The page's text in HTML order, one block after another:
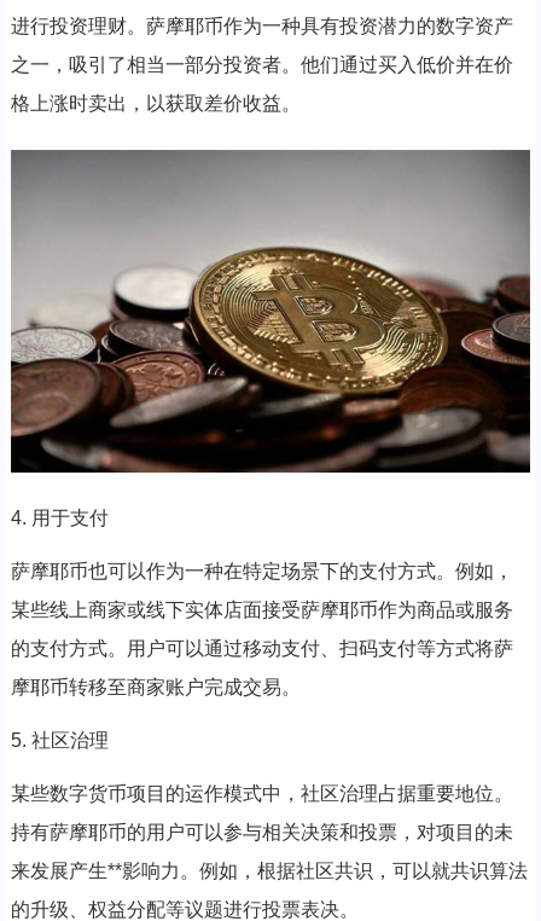
进行投资理财。萨摩耶币作为一种具有投资潜力的数字资产
之一，吸引了相当一部分投资者。他们通过买入低价并在价
格上涨时卖出，以获取差价收益。
4. 用于支付
萨摩耶币也可以作为一种在特定场景下的支付方式。例如，
某些线上商家或线下实体店面接受萨摩耶币作为商品或服务
的支付方式。用户可以通过移动支付、扫码支付等方式将萨
摩耶币转移至商家账户完成交易。
5. 社区治理
某些数字货币项目的运作模式中，社区治理占据重要地位。
持有萨摩耶币的用户可以参与相关决策和投票，对项目的未
来发展产生**影响力。例如，根据社区共识，可以就共识算法
的升级、权益分配等议题进行投票表决。